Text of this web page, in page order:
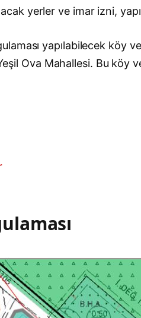
yerler ve imar izni,
yapılabilecek köy
Ova Mahallesi. Bu